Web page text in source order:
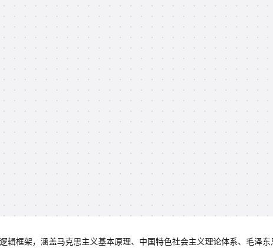
辑框架，涵盖马克思主义基本原理、中国特色社会主义理论体系、毛泽东